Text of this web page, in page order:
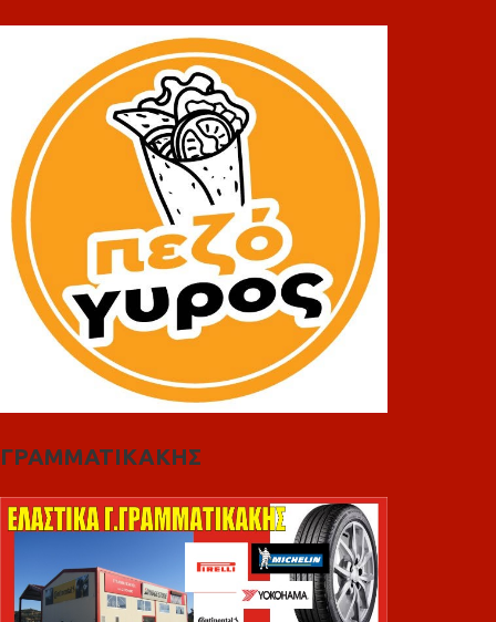
ΓΡΑΜΜΑΤΙΚΑΚΗΣ